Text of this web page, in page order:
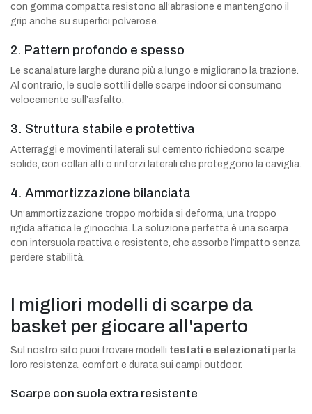
con gomma compatta resistono all’abrasione e mantengono il
grip anche su superfici polverose.
2. Pattern profondo e spesso
Le scanalature larghe durano più a lungo e migliorano la trazione.
Al contrario, le suole sottili delle scarpe indoor si consumano
velocemente sull’asfalto.
3. Struttura stabile e protettiva
Atterraggi e movimenti laterali sul cemento richiedono scarpe
solide, con collari alti o rinforzi laterali che proteggono la caviglia.
4. Ammortizzazione bilanciata
Un’ammortizzazione troppo morbida si deforma, una troppo
rigida affatica le ginocchia. La soluzione perfetta è una scarpa
con intersuola reattiva e resistente, che assorbe l’impatto senza
perdere stabilità.
I migliori modelli di scarpe da
basket per giocare all'aperto
Sul nostro sito puoi trovare modelli testati e selezionati per la
loro resistenza, comfort e durata sui campi outdoor.
Scarpe con suola extra resistente